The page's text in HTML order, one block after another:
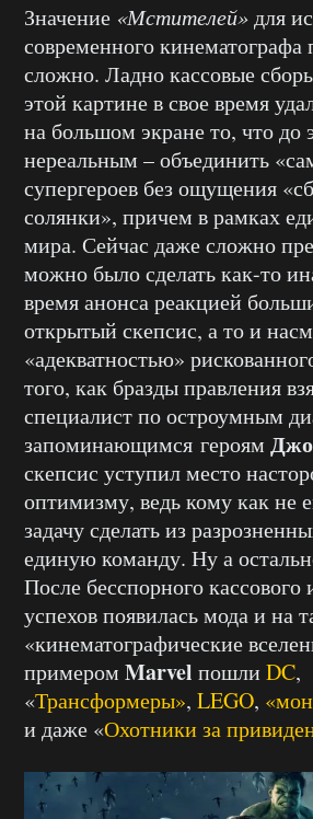
Значение «Мстителей»для
современного кинематографа
сложно. Ладно кассовые
этой картине в свое время
на большом экране то, что до
нереальным – объединить
супергероев без ощущения
солянки», причем в рамках
мира. Сейчас даже сложно
можно было сделать как-то
время анонса реакцией
открытый скепсис, а то и
«адекватностью»
того, как бразды правления
специалист по остроумным
запоминающимся героям
скепсис уступил место
оптимизму, ведь кому как не
задачу сделать из
единую команду. Ну а
После бесспорного кассового
успехов появилась мода и на
«кинематографические
примером Marvel пошли DC,
«Трансформеры», LEGO,
и даже «Охотники за